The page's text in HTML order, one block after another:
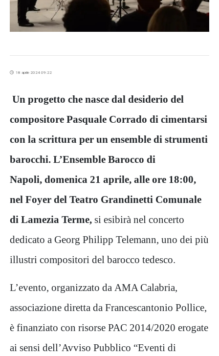
18 aprile 2024 09:22
Un progetto che nasce dal desiderio del
compositore Pasquale Corrado di cimentarsi
con la scrittura per un ensemble di strumenti
barocchi. L’Ensemble Barocco di
Napoli, domenica 21 aprile, alle ore 18:00,
nel Foyer del Teatro Grandinetti Comunale
di Lamezia Terme, si esibirà nel concerto
dedicato a Georg Philipp Telemann, uno dei più
illustri compositori del barocco tedesco.
L’evento, organizzato da AMA Calabria,
associazione diretta da Francescantonio Pollice,
è finanziato con risorse PAC 2014/2020 erogate
ai sensi dell’Avviso Pubblico “Eventi di